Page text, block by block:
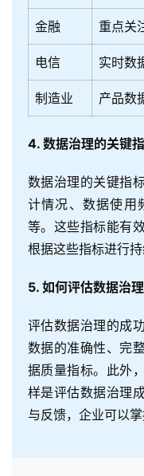
金融 重点关
电信 实时数
制造业 产品数
4. 数据治理的关键
数据治理的关键指
计情况、数据使用
等。这些指标能有
根据这些指标进行持
5. 如何评估数据治理
评估数据治理的成
数据的准确性、完
据质量指标。此外
样是评估数据治理
与反馈，企业可以掌